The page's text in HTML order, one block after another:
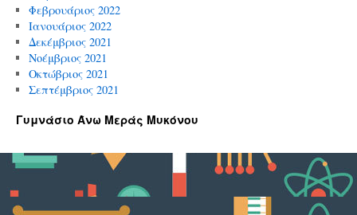
Φεβρουάριος 2022
Ιανουάριος 2022
Δεκέμβριος 2021
Νοέμβριος 2021
Οκτώβριος 2021
Σεπτέμβριος 2021
Γυμνάσιο Άνω Μεράς Μυκόνου